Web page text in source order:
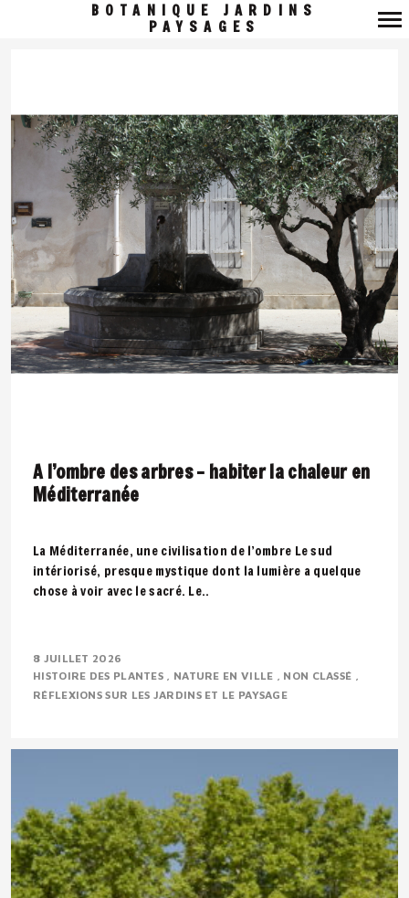
BOTANIQUE JARDINS
PAYSAGES
A l’ombre des arbres – habiter la chaleur en
Méditerranée
La Méditerranée, une civilisation de l’ombre Le sud
intériorisé, presque mystique dont la lumière a quelque
chose à voir avec le sacré. Le..
8 JUILLET 2026
HISTOIRE DES PLANTES
NATURE EN VILLE
NON CLASSÉ
RÉFLEXIONS SUR LES JARDINS ET LE PAYSAGE